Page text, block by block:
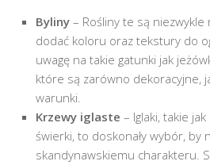
Byliny – Rośliny te są
dodać koloru oraz tekstury do
uwagę na takie gatunki jak
które są zarówno dekoracyjne,
warunki.
Krzewy iglaste – Iglaki, takie
świerki, to doskonały wybór, by
skandynawskiemu charakteru.